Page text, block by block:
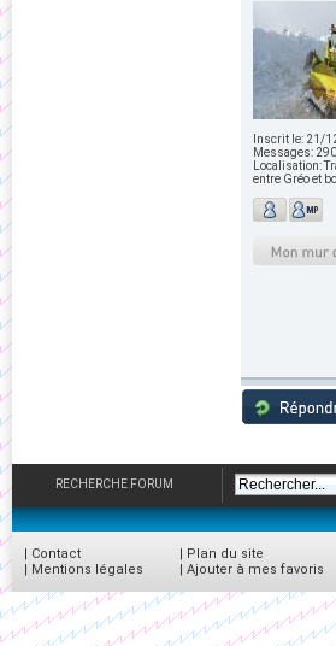
Inscrit le: 21/
Messages:
Localisation:
entre Gréo et
RECHERCHE FORUM
| Contact
| Mentions légales
| Plan du site
| Ajouter à mes favoris